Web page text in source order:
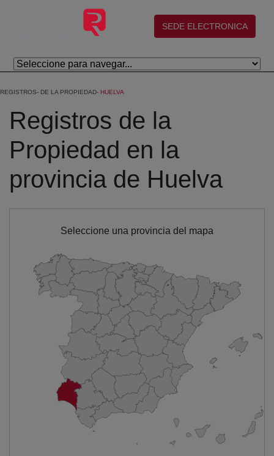
Salta al contingut principal
(abre en nueva ventana)
SEDE ELECTRONICA
REGISTROS DE LA PROPIEDAD HUELVA
Registros de la
Propiedad en la
provincia de Huelva
Seleccione una provincia del mapa